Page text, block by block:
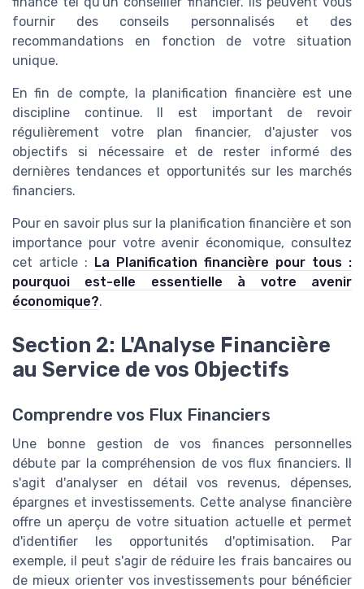
fournir des conseils personnalisés et des
recommandations en fonction de votre situation
unique.
En fin de compte, la planification financière est une
discipline continue. Il est important de revoir
régulièrement votre plan financier, d'ajuster vos
objectifs si nécessaire et de rester informé des
dernières tendances et opportunités sur les marchés
financiers.
Pour en savoir plus sur la planification financière et son
importance pour votre avenir économique, consultez
cet article : La Planification financière pour tous :
pourquoi est-elle essentielle à votre avenir
économique?.
Section 2: L'Analyse Financière
au Service de vos Objectifs
Comprendre vos Flux Financiers
Une bonne gestion de vos finances personnelles
débute par la compréhension de vos flux financiers. Il
s'agit d'analyser en détail vos revenus, dépenses,
épargnes et investissements. Cette analyse financière
offre un aperçu de votre situation actuelle et permet
d'identifier les opportunités d'optimisation. Par
exemple, il peut s'agir de réduire les frais bancaires ou
de mieux orienter vos investissements pour bénéficier